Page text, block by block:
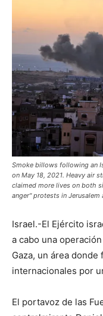
Smoke billows following an
on May 18, 2021. Heavy air
claimed more lives on both
anger" protests in Jerusalem
Israel.-El Ejército
a cabo una
Gaza, un área
internacionales por
El portavoz de las